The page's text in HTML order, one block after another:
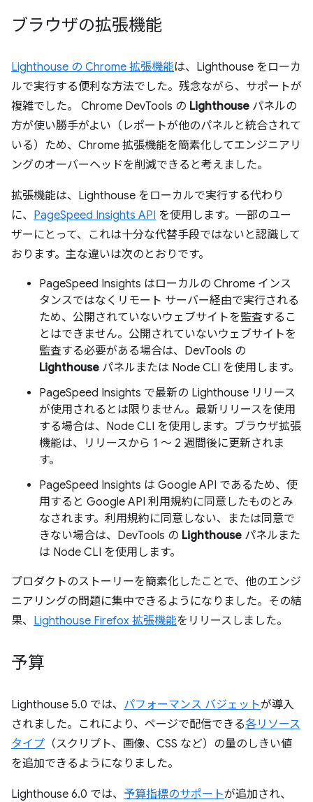
ブラウザの拡張機能
Lighthouse の Chrome 拡張機能は、Lighthouse をローカ
ルで実行する便利な方法でした。残念ながら、サポートが
複雑でした。 Chrome DevTools の Lighthouse パネルの
方が使い勝手がよい（レポートが他のパネルと統合されて
いる）ため、Chrome 拡張機能を簡素化してエンジニアリ
ングのオーバーヘッドを削減できると考えました。
拡張機能は、Lighthouse をローカルで実行する代わり
に、 PageSpeed Insights API を使用します。一部のユー
ザーにとって、これは十分な代替手段ではないと認識して
おります。主な違いは次のとおりです。
PageSpeed Insights はローカルの Chrome インス
タンスではなくリモート サーバー経由で実行される
ため、公開されていないウェブサイトを監査するこ
とはできません。公開されていないウェブサイトを
監査する必要がある場合は、DevTools の
Lighthouse パネルまたは Node CLI を使用します。
PageSpeed Insights で最新の Lighthouse リリース
が使用されるとは限りません。最新リリースを使用
する場合は、Node CLI を使用します。ブラウザ拡張
機能は、リリースから 1 ～ 2 週間後に更新されま
す。
PageSpeed Insights は Google API であるため、使
用すると Google API 利用規約に同意したものとみ
なされます。利用規約に同意しない、または同意で
きない場合は、DevTools の Lighthouse パネルまた
は Node CLI を使用します。
プロダクトのストーリーを簡素化したことで、他のエンジ
ニアリングの問題に集中できるようになりました。その結
果、 Lighthouse Firefox 拡張機能をリリースしました。
予算
Lighthouse 5.0 では、 パフォーマンス バジェットが導入
されました。これにより、ページで配信できる各リソース
タイプ （スクリプト、画像、CSS など）の量のしきい値
を追加できるようになりました。
Lighthouse 6.0 では、 予算指標のサポートが追加され、